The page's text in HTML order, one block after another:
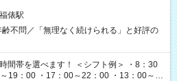
福俵駅
不問／「無理なく続けられる」と好評の
19：00 ・17：00～22：00 ・13：00～